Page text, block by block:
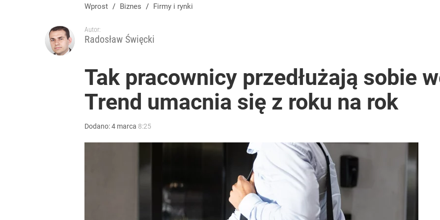
Wprost / Biznes / Firmy i rynki
Autor:
Radosław Święcki
Tak pracownicy przedłużają sobie
Trend umacnia się z roku na rok
Dodano:4 marca 8:25